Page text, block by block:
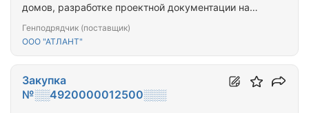
домов, разработке проектной документации на
имущества многоквартирных домов,
многоквартирных домов (ПРОЕКТ+СМР)
(г.Мурманск, г. Островной_9МКД)
Генподрядчик (поставщик)
ООО "АТЛАНТ"
Закупка
№░░4920000012500░░░